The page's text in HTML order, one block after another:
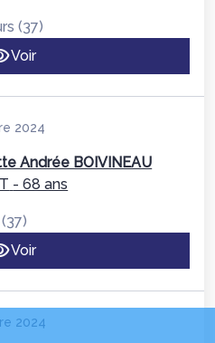
(37)
Voir
2024
Andrée BOIVINEAU
- 68 ans
Voir
2024